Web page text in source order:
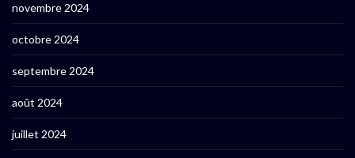
novembre 2024
octobre 2024
septembre 2024
août 2024
juillet 2024